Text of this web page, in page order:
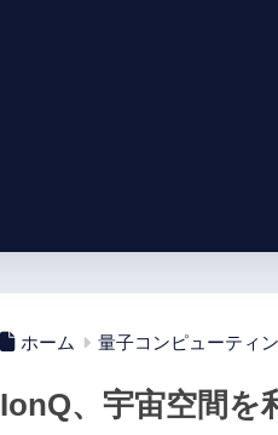
ホーム 量子コンピューティ
IonQ、宇宙空間を